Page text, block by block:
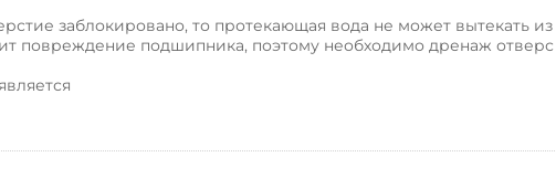
заблокировано, то протекающая вода не может вытекать из
повреждение подшипника, поэтому необходимо дренаж отверс